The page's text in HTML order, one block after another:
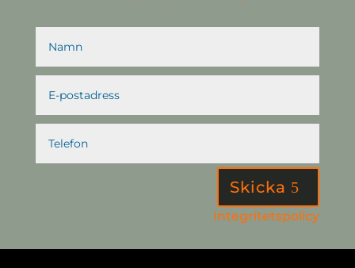
Skicka
Integritetspolicy